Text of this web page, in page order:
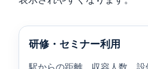
研修・セミナー利用
駅からの距離、収容人数、設